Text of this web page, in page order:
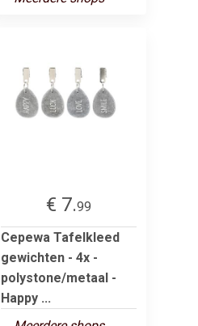
€ 7.99
Cepewa Tafelkleed
gewichten - 4x -
polystone/metaal -
Happy ...